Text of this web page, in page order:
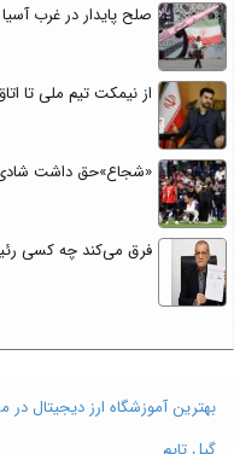
صلح پایدار در غرب
از نیمکت تیم ملی تا
«شجاع»حق داشت
فرق می‌کند چه کسی
بهترین آموزشگاه ارز دیجیتال در